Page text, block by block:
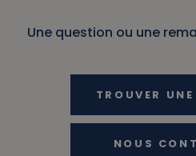
Une question ou une
TROUVER
NOUS